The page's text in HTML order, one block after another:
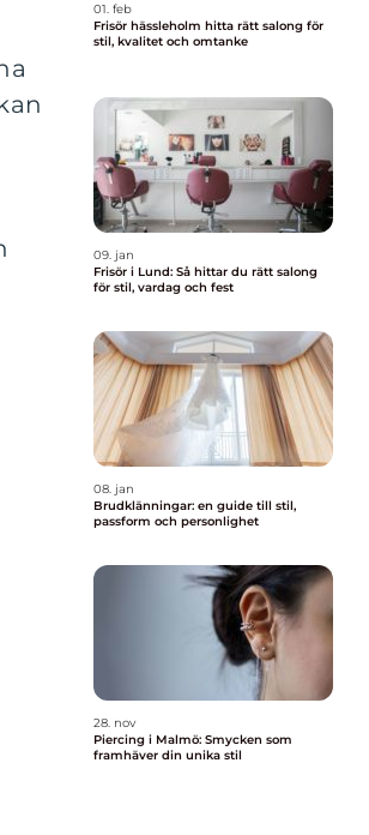
01. feb
Frisör hässleholm hitta rätt salong för
stil, kvalitet och omtanke
09. jan
Frisör i Lund: Så hittar du rätt salong
för stil, vardag och fest
08. jan
Brudklänningar: en guide till stil,
passform och personlighet
28. nov
Piercing i Malmö: Smycken som
framhäver din unika stil